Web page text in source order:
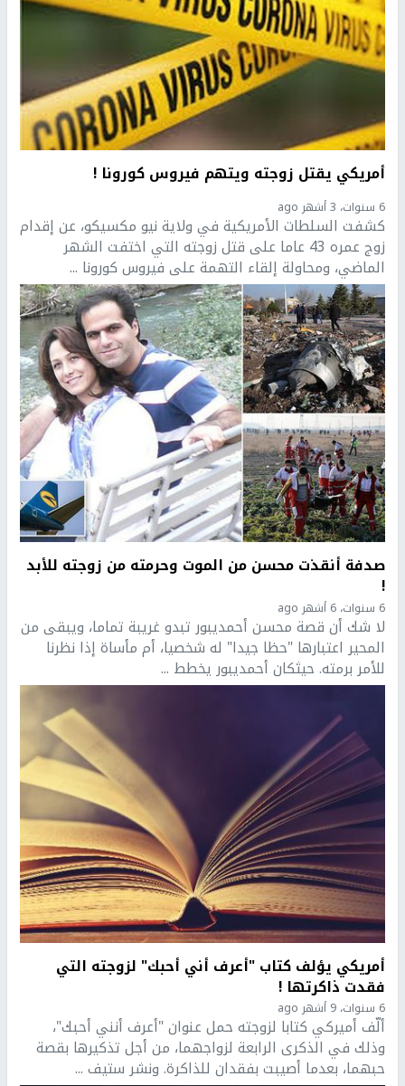
أمريكي يقتل زوجته ويتهم فيروس كورونا !
6 سنوات، 3 أشهر ago
كشفت السلطات الأمريكية في ولاية نيو مكسيكو، عن إقدام
زوج عمره 43 عاما على قتل زوجته التي اختفت الشهر
الماضي، ومحاولة إلقاء التهمة على فيروس كورونا ...
صدفة أنقذت محسن من الموت وحرمته من زوجته للأبد
!
6 سنوات، 6 أشهر ago
لا شك أن قصة محسن أحمديبور تبدو غريبة تماما، ويبقى من
المحير اعتبارها "حظا جيدا" له شخصيا، أم مأساة إذا نظرنا
للأمر برمته. حيثكان أحمديبور يخطط ...
أمريكي يؤلف كتاب "أعرف أني أحبك" لزوجته التي
فقدت ذاكرتها !
6 سنوات، 9 أشهر ago
ألّف أميركي كتابا لزوجته حمل عنوان "أعرف أنني أحبك"،
وذلك في الذكرى الرابعة لزواجهما، من أجل تذكيرها بقصة
حبهما، بعدما أصيبت بفقدان للذاكرة. ونشر ستيف ...